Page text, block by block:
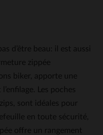
d’être beau: il est aussi
zippée
biker, apporte une
Les poches
sont idéales pour
en toute sécurité,
offre un rangement